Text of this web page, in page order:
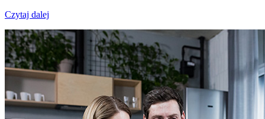
Czytaj dalej